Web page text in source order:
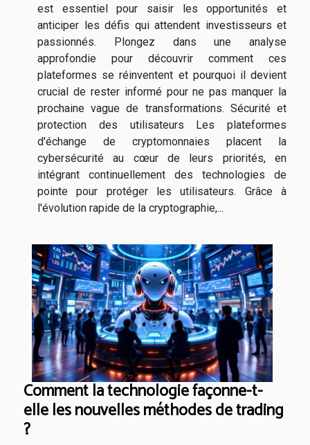
est essentiel pour saisir les opportunités et
anticiper les défis qui attendent investisseurs et
passionnés. Plongez dans une analyse
approfondie pour découvrir comment ces
plateformes se réinventent et pourquoi il devient
crucial de rester informé pour ne pas manquer la
prochaine vague de transformations. Sécurité et
protection des utilisateurs Les plateformes
d'échange de cryptomonnaies placent la
cybersécurité au cœur de leurs priorités, en
intégrant continuellement des technologies de
pointe pour protéger les utilisateurs. Grâce à
l'évolution rapide de la cryptographie,...
Comment la technologie façonne-t-
elle les nouvelles méthodes de trading
?